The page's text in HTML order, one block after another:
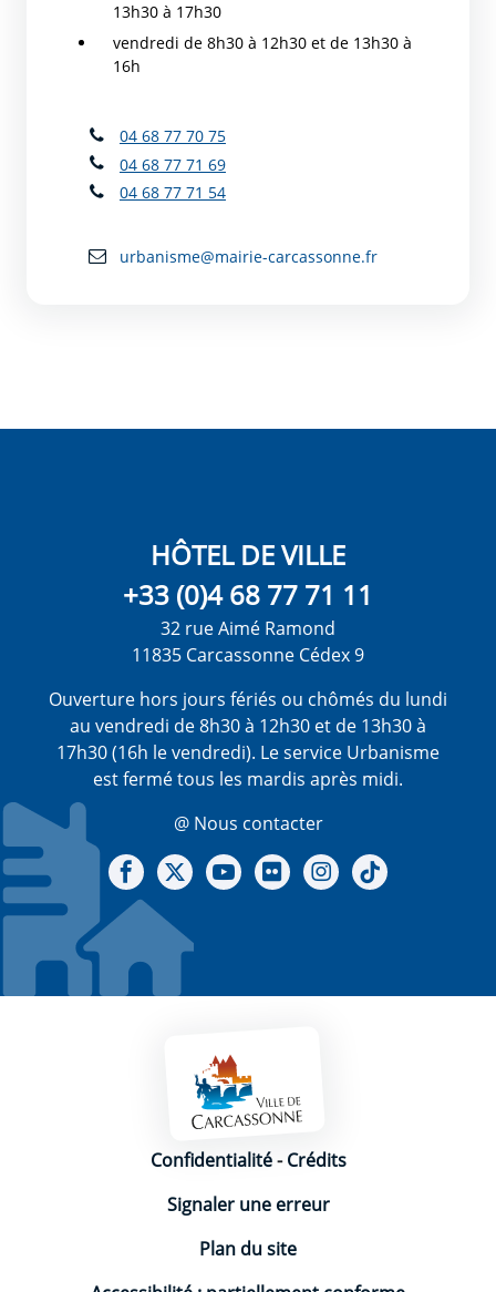
13h30 à 17h30
vendredi de 8h30 à 12h30 et de 13h30 à
16h
04 68 77 70 75
04 68 77 71 69
04 68 77 71 54
urbanisme@mairie-carcassonne.fr
HÔTEL DE VILLE
+33 (0)4 68 77 71 11
32 rue Aimé Ramond
11835 Carcassonne Cédex 9
Ouverture hors jours fériés ou chômés du lundi
au vendredi de 8h30 à 12h30 et de 13h30 à
17h30 (16h le vendredi). Le service Urbanisme
est fermé tous les mardis après midi.
@ Nous contacter
Notre Facebook
Notre X - (twitter)
Notre chaine Youtube
Notre Gallerie sur Flickr
Notre Instagram
Mentions légales
Confidentialité-Crédits
Signaler une erreur
Plan du site